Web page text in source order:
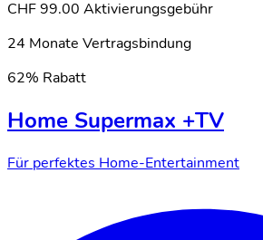
CHF 99.00 Aktivierungsgebühr
24 Monate Vertragsbindung
62% Rabatt
Home Supermax +TV
Für perfektes Home-Entertainment